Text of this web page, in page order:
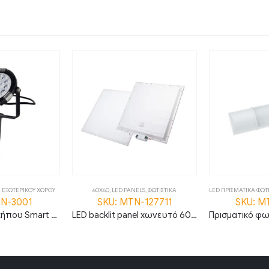
ΕΞΩΤΕΡΙΚΟΥ ΧΩΡΟΥ
3001
LED φωτιστικό κήπου Smart 9W RGB+CCT IP66 MTN-3001
60X60, LED PANELS,ΦΩΤΙΣΤΙΚΑ
SKU: MTN-127711
LED backlit panel χωνευτό 60×60 36W 6000K ψυχρό λευκό 120lm/W
LED ΠΡΙΣΜΑΤΙΚΑ
SKU: